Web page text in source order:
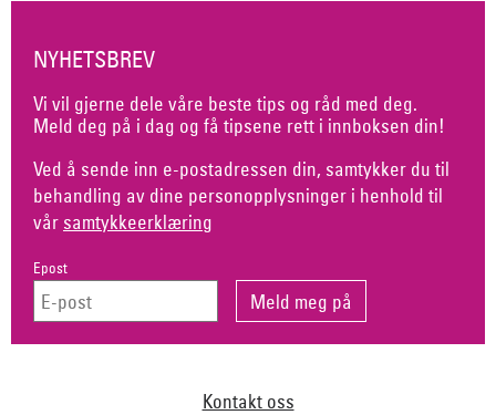
NYHETSBREV
Vi vil gjerne dele våre beste tips og råd med deg.
Meld deg på i dag og få tipsene rett i innboksen din!
Ved å sende inn e-postadressen din, samtykker du til
behandling av dine personopplysninger i henhold til
vår samtykkeerklæring
Epost
Kontakt oss